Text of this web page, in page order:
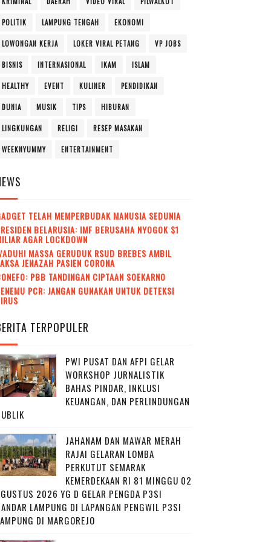
POLITIK LAMPUNG TENGAH EKONOMI
LOWONGAN KERJA LOKER VIRAL PETANG VP JOBS
BISNIS INTERNASIONAL IKAM ISLAM
HEALTHY EVENT KULINER PENDIDIKAN
DUNIA MUSIK TIPS HIBURAN
LINGKUNGAN RELIGI RESEP MASAKAN
WEEKNYUMMY ENTERTAINMENT
TELAH MEMPERBUDAK MANUSIA SEDUNIA
BELARUSIA: IMF BERUSAHA NYOGOK $1
AGAR LOCKDOWN
MASSA GERUDUK RSUD BREBES AMBIL
JENAZAH PASIEN CORONA
PBB TANDINGAN CIPTAAN SOEKARNO
PCR: JANGAN GUNAKAN UNTUK DETEKSI
TERPOPULER
PWI PUSAT DAN AFPI GELAR
WORKSHOP JURNALISTIK
BAHAS PINDAR, INKLUSI
KEUANGAN, DAN PERLINDUNGAN
JAHANAM DAN MAWAR MERAH
RAJAI GELARAN LOMBA
PERKUTUT SEMARAK
KEMERDEKAAN RI 81 MINGGU 02
2026 YG D GELAR PENGDA P3SI
LAMPUNG DI LAPANGAN PENGWIL P3SI
DI MARGOREJO